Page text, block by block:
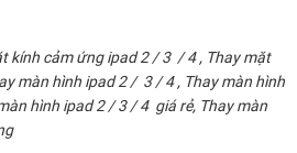
kính cảm ứng ipad 2 / 3 / 4 , Thay mặt
màn hình ipad 2 / 3 / 4 , Thay màn hình
hình ipad 2 / 3 / 4 giá rẻ, Thay màn